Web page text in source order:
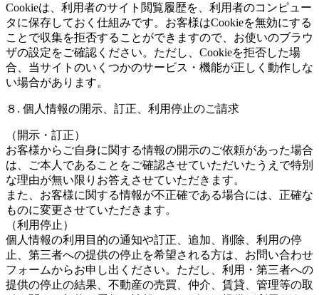
Cookieは、利用者のサイト閲覧履歴を、利用者のコンピュー
タに保存しておく仕組みです。お客様はCookieを無効にする
ことで収集を拒否することができますので、お使いのブラウ
ザの設定をご確認ください。ただし、Cookieを拒否した場
合、当サイトのいくつかのサービス・機能が正しく動作しな
い場合があります。
８. 個人情報の開示、訂正、利用停止のご請求
（開示・訂正）
お客様からご自身に関する情報の開示のご依頼があった場合
は、ご本人であることをご確認させていただいたうえで特別
な理由が無い限りお答えさせていただきます。
また、お客様に関する情報が不正確である場合には、正確な
ものに変更させていただきます。
（利用停止）
個人情報の利用目的の通知や訂正、追加、削除、利用の停
止、第三者への提供の停止を希望される方は、お問い合わせ
フォームからお申し出ください。ただし、利用・第三者への
提供の停止の結果、不動産の売買、仲介、賃貸、管理等の取